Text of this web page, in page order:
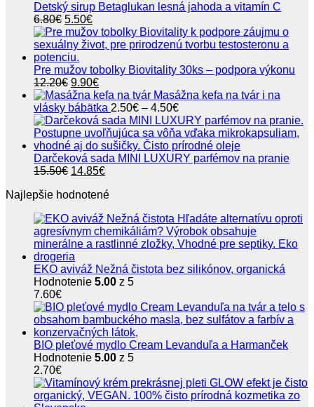
Detský sirup Betaglukan lesná jahoda a vitamín C
6.80€ Pôvodná
cena
bola:
6.80€.
5.50€Aktuálna
cena
je:
Pre mužov tobolky Biovitality 30ks – podpora výkonu
12.20€ Pôvodná
cena
bola:
12.20€.
9.90€Aktuálna
cena
je:
9.90€.
Masážna kefa na tvár i na
vlásky bábätka 2.50€ – 4.50€Price
range:
2.50€
through
4.50€
Darčeková sada MINI LUXURY parfémov na pranie
15.50€ Pôvodná
bola:
14.85€Aktuálna
je:
Najlepšie hodnotené
EKO aviváž Nežná čistota bez silikónov, organická
Hodnotenie 5.00 z 5
7.60€
BIO pleťové mydlo Cream Levanduľa a Harmanček
Hodnotenie 5.00 z 5
2.70€